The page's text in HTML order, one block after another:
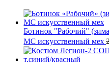
Ботинок "Рабочий"
МС искусственный мех